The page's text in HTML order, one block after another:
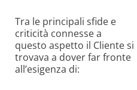
Tra le principali sfide e
criticità connesse a
questo aspetto il Cliente si
trovava a dover far fronte
all’esigenza di: